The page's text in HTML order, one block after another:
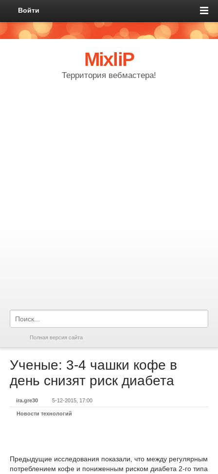
Войти
MixliP
Территория вебмастера!
Полная версия сайта
Ученые: 3-4 чашки кофе в
день снизят риск диабета
ira.gre30 5-12-2015, 17:00
Новости технологий
Предыдущие исследования показали, что между регулярным
потреблением кофе и пониженным риском диабета 2-го типа